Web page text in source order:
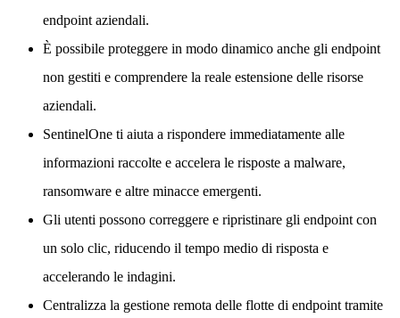
endpoint aziendali.
È possibile proteggere in modo dinamico anche gli endpoint
non gestiti e comprendere la reale estensione delle risorse
aziendali.
SentinelOne ti aiuta a rispondere immediatamente alle
informazioni raccolte e accelera le risposte a malware,
ransomware e altre minacce emergenti.
Gli utenti possono correggere e ripristinare gli endpoint con
un solo clic, riducendo il tempo medio di risposta e
accelerando le indagini.
Centralizza la gestione remota delle flotte di endpoint tramite